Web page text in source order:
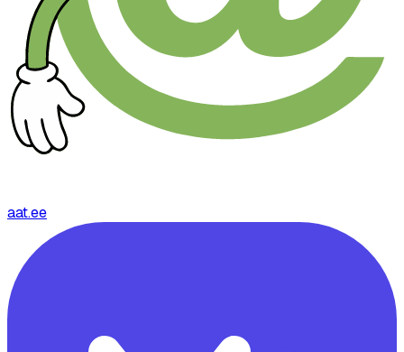
aat.ee